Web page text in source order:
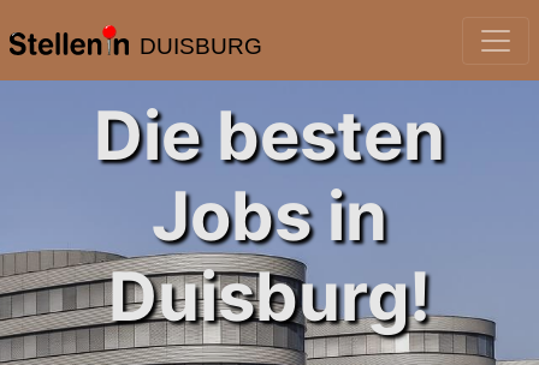
DUISBURG
Die besten
Jobs in
Duisburg!